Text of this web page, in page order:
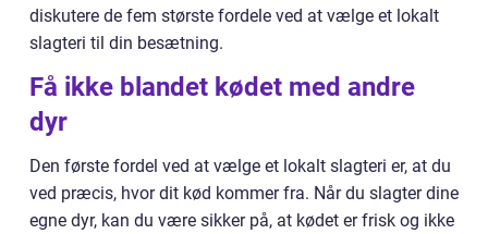
diskutere de fem største fordele ved at vælge et lokalt
slagteri til din besætning.
Få ikke blandet kødet med andre
dyr
Den første fordel ved at vælge et lokalt slagteri er, at du
ved præcis, hvor dit kød kommer fra. Når du slagter dine
egne dyr, kan du være sikker på, at kødet er frisk og ikke